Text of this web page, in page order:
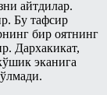
айтдилар.
Бу тафсир
бир оятнинг
Дархакикат,
эканига